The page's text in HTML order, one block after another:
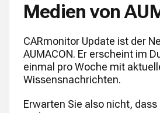
Medien von
CARmonitor Update ist der
AUMACON. Er erscheint im
einmal pro Woche mit
Wissensnachrichten.
Erwarten Sie also nicht, dass